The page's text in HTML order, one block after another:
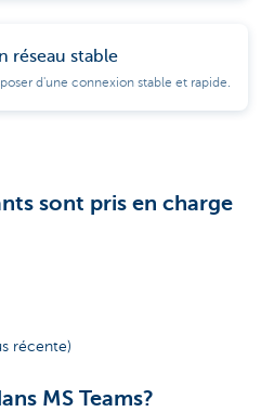
réseau stable
d'une connexion stable et rapide.
sont pris en charge
récente)
MS Teams?